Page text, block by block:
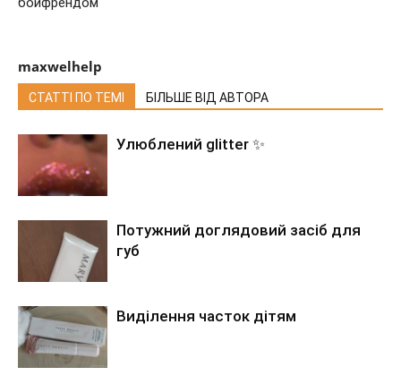
maxwelhelp
СТАТТІ ПО ТЕМІ БІЛЬШЕ ВІД АВТОРА
Улюблений glitter ✨
Потужний доглядовий засіб для
губ
Виділення часток дітям